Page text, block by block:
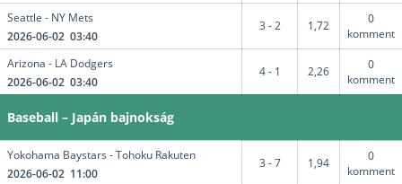
Seattle - NY Mets
2026-06-02 03:40
3 - 2 1,72
0
komment
Arizona - LA Dodgers
2026-06-02 03:40
4 - 1 2,26
0
komment
Baseball – Japán bajnokság
Yokohama Baystars - Tohoku Rakuten
2026-06-02 11:00
3 - 7 1,94
0
komment